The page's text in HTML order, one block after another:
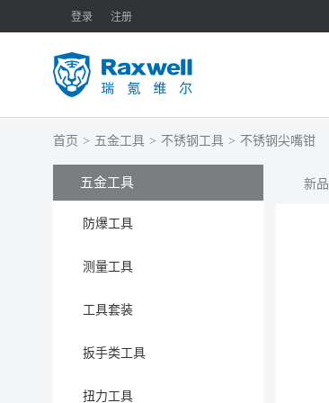
登录 注册
首页 > 五金工具 > 不锈钢工具 > 不锈钢尖嘴钳
五金工具
防爆工具
测量工具
工具套装
扳手类工具
扭力工具
新品